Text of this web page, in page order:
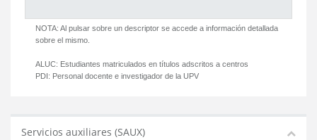
NOTA: Al pulsar sobre un descriptor se accede a información detallada
sobre el mismo.
ALUC: Estudiantes matriculados en títulos adscritos a centros
PDI: Personal docente e investigador de la UPV
Servicios auxiliares (SAUX)